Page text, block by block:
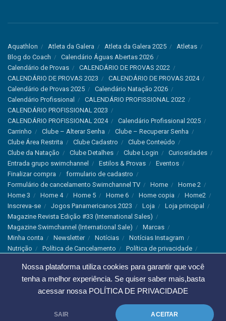
Nossa plataforma utiliza cookies para garantir que você
tenha a melhor experiência. Se quiser saber mais,basta
acessar nossa POLÍTICA DE PRIVACIDADE
SAIR ACEITAR
Aquathlon Atleta da Galera Atleta da Galera 2025
Atletas
Blog do Coach
Calendário Águas Abertas 2026
Calendário de Provas
CALENDÁRIO DE PROVAS 2022
CALENDÁRIO DE PROVAS 2023
CALENDÁRIO DE PROVAS 2024
Calendário de Provas 2025
Calendário Natação 2026
Calendário Profissional
CALENDÁRIO PROFISSIONAL 2022
CALENDÁRIO PROFISSIONAL 2023
CALENDÁRIO PROFISSIONAL 2024
Calendário Profissional 2025
Carrinho
Clube – Alterar Senha
Clube – Recuperar Senha
Clube Área Restrita
Clube Cadastro
Clube Conteúdo
Clube da Natação
Clube Detalhes Clube Login
Curiosidades
Entrada grupo swimchannel
Estilos & Provas
Eventos
Finalizar compra
formulario de cadastro
Formulário de cancelamento Swimchannel TV
Home
Home 2
Home 3
Home 4 Home 5 Home 6 Home copia
Home2
Inscreva-se
Jogos Panamericanos 2023 Loja
Loja principal
Magazine Revista Edição #33 (International Sales)
Magazine Swimchannel (International Sale)
Marcas
Minha conta
Newsletter Notícias
Notícias Instagram
Nutrição
Política de Cancelamento
Política de privacidade
Recordes & Rankings
Revistas Saúde
Sobre Nós
Swimchannel
Thank You Treino
Troca e Devolução
Troca, Devolução e Cancelamentos
© 2023 Swimchannel Todos os Direitos Reservados - Premium Websites